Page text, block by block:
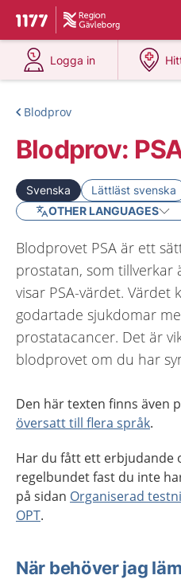
Till startsidan för 1177
Du har valt region
Logga in
på 1177.se
Blodprov
Blodprov:
Svenska
Lättläst svenska
OTHER LANGUAGES
Blodprovet PSA är ett
prostatan, som tillverkar
visar PSA-värdet. Värdet
godartade sjukdomar
prostatacancer. Det är
blodprovet om du har
Den här texten finns även
översatt till flera språk.
Har du fått ett erbjudande
regelbundet fast du inte
på sidan Organiserad
OPT.
När behöver jag